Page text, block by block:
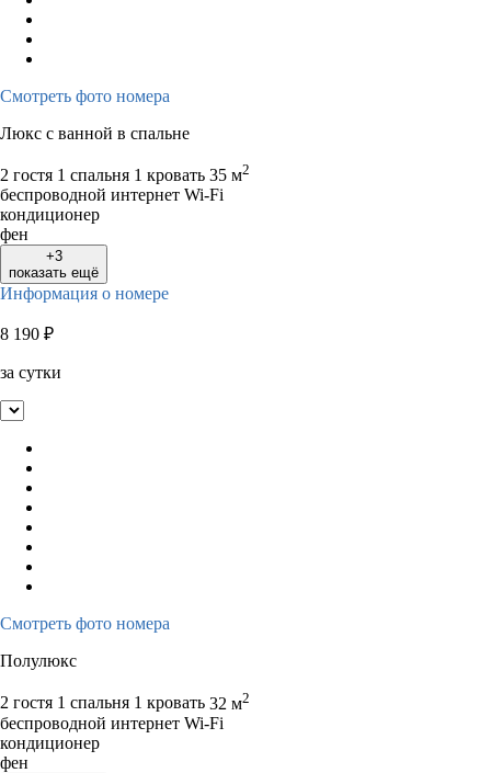
Смотреть фото номера
Люкс с ванной в спальне
2 гостя 1 спальня 1 кровать 35 м2
беспроводной интернет Wi-Fi
кондиционер
фен
+3
показать ещё
Информация о номере
8 190 ₽
за сутки
Смотреть фото номера
Полулюкс
2 гостя 1 спальня 1 кровать 32 м2
беспроводной интернет Wi-Fi
кондиционер
фен